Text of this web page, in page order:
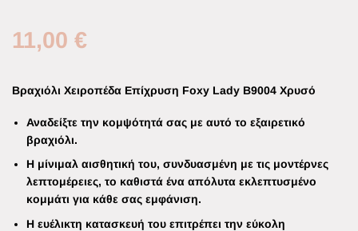
11,00 €
Βραχιόλι Χειροπέδα Επίχρυση Foxy Lady B9004 Χρυσό
Αναδείξτε την κομψότητά σας με αυτό το εξαιρετικό
βραχιόλι.
Η μίνιμαλ αισθητική του, συνδυασμένη με τις μοντέρνες
λεπτομέρειες, το καθιστά ένα απόλυτα εκλεπτυσμένο
κομμάτι για κάθε σας εμφάνιση.
Η ευέλικτη κατασκευή του επιτρέπει την εύκολη